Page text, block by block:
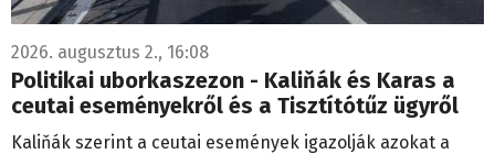
2026. augusztus 2., 16:08
Politikai uborkaszezon - Kaliňák és Karas a
ceutai eseményekről és a Tisztítótűz ügyről
Kaliňák szerint a ceutai események igazolják azokat a